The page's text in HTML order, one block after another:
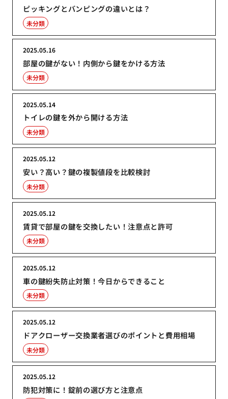
ピッキングとバンピングの違いとは？
未分類
部屋の鍵がない！内側から鍵をかける方法
2025.05.16
未分類
トイレの鍵を外から開ける方法
2025.05.14
未分類
安い？高い？鍵の複製値段を比較検討
2025.05.12
未分類
賃貸で部屋の鍵を交換したい！注意点と許可
2025.05.12
未分類
車の鍵紛失防止対策！今日からできること
2025.05.12
未分類
ドアクローザー交換業者選びのポイントと費用相場
2025.05.12
未分類
防犯対策に！錠前の選び方と注意点
2025.05.12